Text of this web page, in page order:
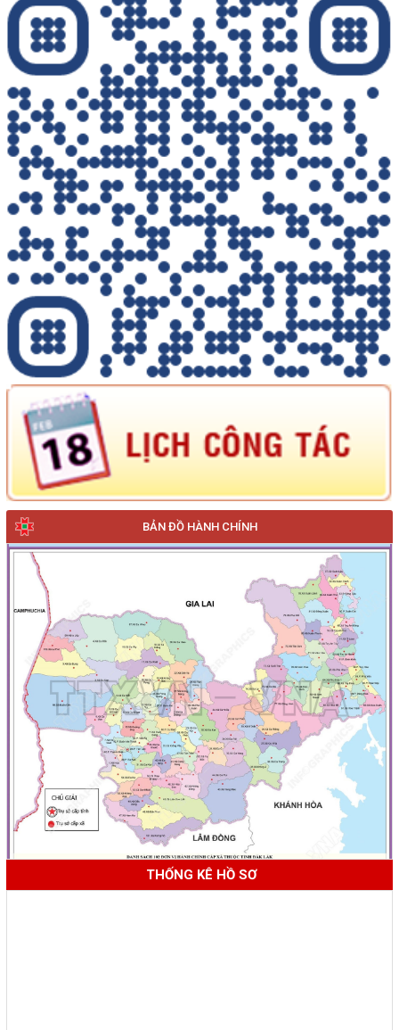
BẢN ĐỒ HÀNH CHÍNH
THỐNG KÊ HỒ SƠ